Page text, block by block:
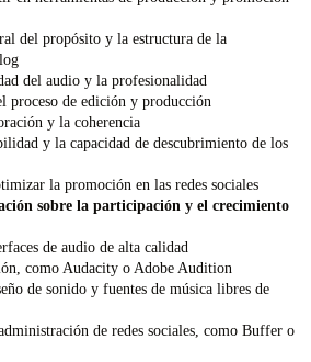
nosotros
del propósito y la estructura de la
del audio y la profesionalidad
proceso de edición y producción
y la coherencia
y la capacidad de descubrimiento de los
la promoción en las redes sociales
sobre la participación y el crecimiento
de audio de alta calidad
como Audacity o Adobe Audition
de sonido y fuentes de música libres de
de redes sociales, como Buffer o